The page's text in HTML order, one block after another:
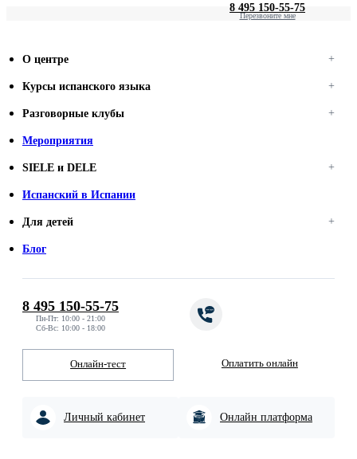
8 495 150-55-75
Перезвоните мне
О центре
Курсы испанского языка
Разговорные клубы
Мероприятия
SIELE и DELE
Испанский в Испании
Для детей
Блог
8 495 150-55-75
Пн-Пт: 10:00 - 21:00
Сб-Вс: 10:00 - 18:00
Онлайн-тест Оплатить онлайн
Личный кабинет Онлайн платформа